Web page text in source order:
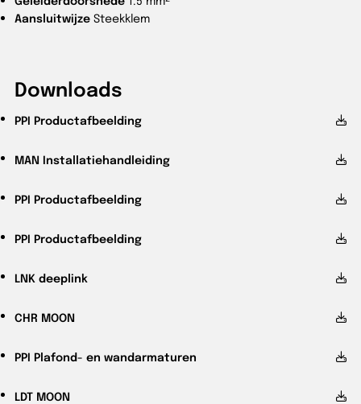
Aansluitwijze Steekklem
Downloads
PPI Productafbeelding
MAN Installatiehandleiding
PPI Productafbeelding
PPI Productafbeelding
LNK deeplink
CHR MOON
PPI Plafond- en wandarmaturen
LDT MOON